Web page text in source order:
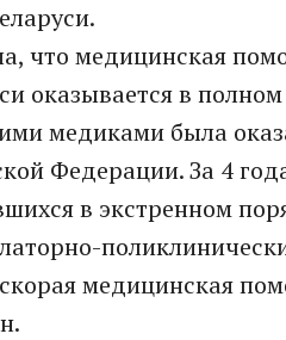
что медицинская
оказывается в
медиками была
Федерации. За 4
в экстренном
медицинская